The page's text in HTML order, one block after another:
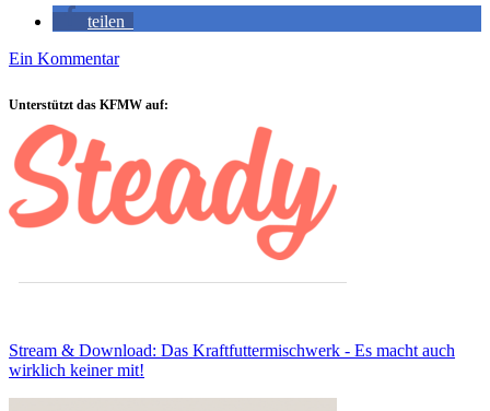
teilen
Ein Kommentar
Sidebar
Unterstützt das KFMW auf:
Stream & Download: Das Kraftfuttermischwerk - Es macht auch
wirklich keiner mit!